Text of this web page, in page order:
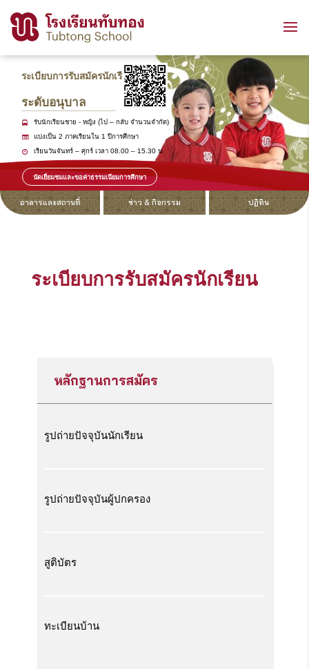
ระเบียบการรับสมัครนักเรียน
ระดับอนุบาล
นัดเยี่ยมชมและขอค่าธรรมเนียมการศึกษา
เรียนวันจันทร์ – ศุกร์ เวลา 08.00 – 15.30 น
แบ่งเป็น 2 ภาคเรียนใน 1 ปีการศึกษา
รับนักเรียนชาย - หญิง (ไป – กลับ จำนวนจำกัด)
อาคารและสถานที่ ข่าว & กิจกรรม ปฏิทิน
ระเบียบการรับสมัครนักเรียน
หลักฐานการสมัคร
รูปถ่ายปัจจุบันนักเรียน
รูปถ่ายปัจจุบันผู้ปกครอง
สูติบัตร
ทะเบียนบ้าน